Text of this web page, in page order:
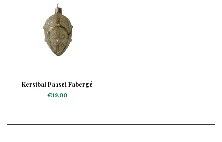
Kerstbal Paasei Fabergé
Translucent
€19,00